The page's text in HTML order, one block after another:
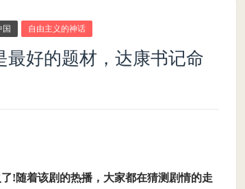
国 自由主义的神话
最好的题材，达康书记命
!随着该剧的热播，大家都在猜测剧情的走